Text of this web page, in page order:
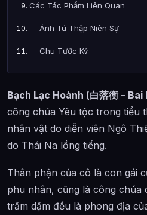
Các Tác Phẩm Liên Quan
Ánh Tú Thập Niên Sự
Chu Tước Ký
Khánh Dư Niên
Gian Khách
Trạch Thiên Ký
Tiểu thuyết
Hoạt hình
Bạch Lạc Hoành (白落衡 –
công chúa Yêu tộc trong tiểu
nhân vật do diễn viên Ngô
do Thái Na lồng tiếng.
Thân phận của cô là con gái
phu nhân, cũng là công chúa
trăm dặm đều là phong địa